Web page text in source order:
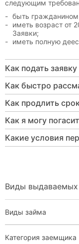
следующим
быть
иметь возраст от
Заявки;
иметь полную
Как подать
Как быстро
Как продлить
Как я могу
Какие условия
Виды
Виды займа
Категория заемщика